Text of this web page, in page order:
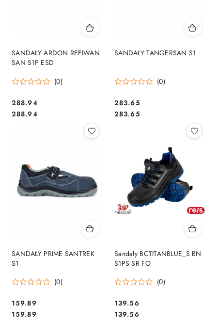
SANDAŁY ARDON REFIWAN
SAN S1P ESD
(0)
Cena:
288.94
Cena:
288.94
SANDAŁY TANGERSAN S1
(0)
Cena:
283.65
Cena:
283.65
SANDAŁY PRIME SANTREK
S1
(0)
Cena:
159.89
Cena:
159.89
Sandały BCTITANBLUE_S BN
S1PS SR FO
(0)
Cena:
139.56
Cena:
139.56